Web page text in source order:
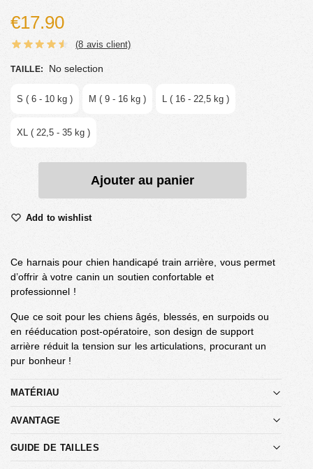
€17.90
(8 avis client)
TAILLE: No selection
S ( 6 - 10 kg ) M ( 9 - 16 kg ) L ( 16 - 22,5 kg )
XL ( 22,5 - 35 kg )
Ajouter au panier
Add to wishlist
Ce harnais pour chien handicapé train arrière, vous permet
d’offrir à votre canin un soutien confortable et
professionnel !
Que ce soit pour les chiens âgés, blessés, en surpoids ou
en rééducation post-opératoire, son design de support
arrière réduit la tension sur les articulations, procurant un
pur bonheur !
MATÉRIAU
AVANTAGE
GUIDE DE TAILLES